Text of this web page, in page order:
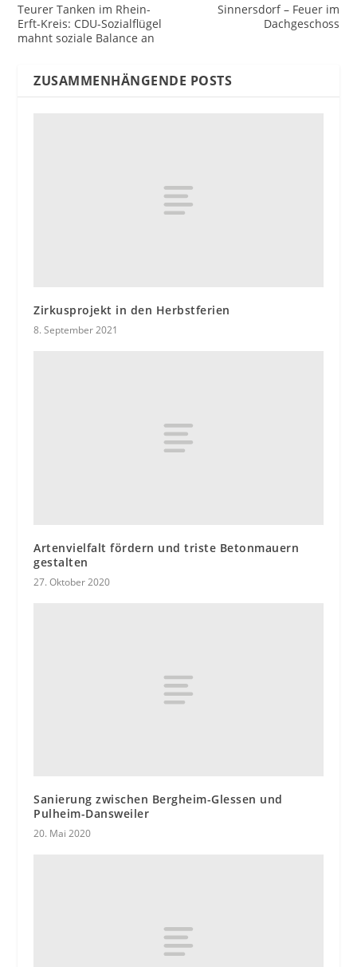
Teurer Tanken im Rhein-
Erft-Kreis: CDU-Sozialflügel
mahnt soziale Balance an
Sinnersdorf – Feuer im
Dachgeschoss
ZUSAMMENHÄNGENDE POSTS
Zirkusprojekt in den Herbstferien
8. September 2021
Artenvielfalt fördern und triste Betonmauern
gestalten
27. Oktober 2020
Sanierung zwischen Bergheim-Glessen und
Pulheim-Dansweiler
20. Mai 2020